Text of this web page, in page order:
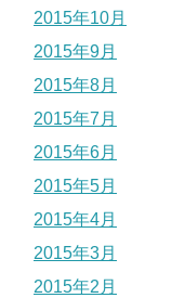
2015年10月
2015年9月
2015年8月
2015年7月
2015年6月
2015年5月
2015年4月
2015年3月
2015年2月